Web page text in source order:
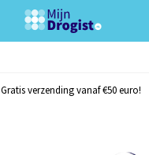
Gratis verzending vanaf €50 euro!